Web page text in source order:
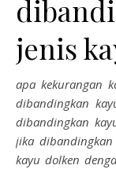
jenis
apa kekurangan
dibandingkan
dibandingkan
jika
kayu dolken